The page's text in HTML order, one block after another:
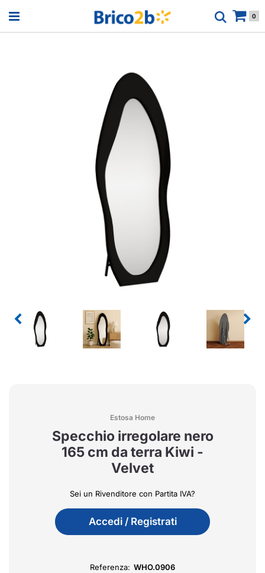
Open menu 0
Estosa Home
Specchio irregolare nero
165 cm da terra Kiwi -
Velvet
Sei un Rivenditore con Partita IVA?
Accedi / Registrati
Referenza: WHO.0906